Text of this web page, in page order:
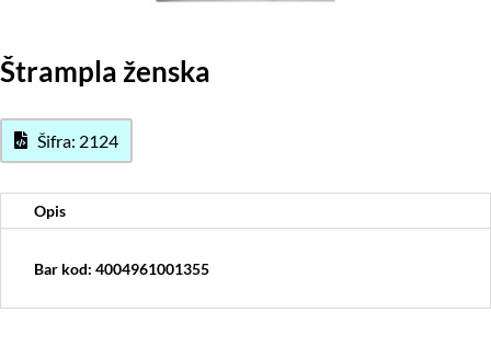
Štrampla ženska
Šifra: 2124
Opis
Bar kod: 4004961001355